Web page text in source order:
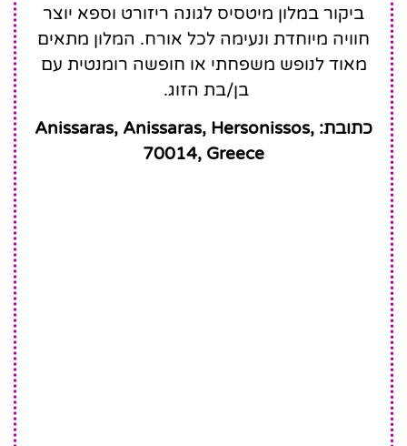
ביקור במלון מיטסיס לגונה ריזורט וספא יוצר
חוויה מיוחדת ונעימה לכל אורח. המלון מתאים
מאוד לנופש משפחתי או חופשה רומנטית עם
בן/בת הזוג.
כתובת: Anissaras, Anissaras, Hersonissos,
70014, Greece